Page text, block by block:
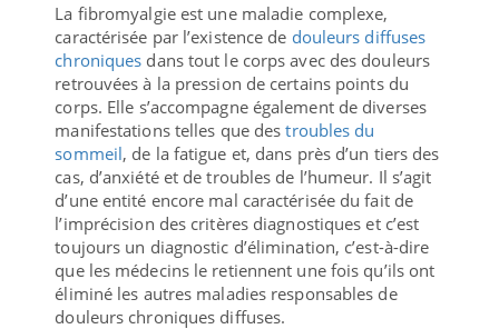
La fibromyalgie est une maladie complexe,
caractérisée par l’existence de douleurs diffuses
chroniques dans tout le corps avec des douleurs
retrouvées à la pression de certains points du
corps. Elle s’accompagne également de diverses
manifestations telles que destroubles du
sommeil, de la fatigue et, dans près d’un tiers des
cas, d’anxiété et de troubles de l’humeur. Il s’agit
d’une entité encore mal caractérisée du fait de
l’imprécision des critères diagnostiques et c’est
toujours un diagnostic d’élimination, c’est-à-dire
que les médecins le retiennent une fois qu’ils ont
éliminé les autres maladies responsables de
douleurs chroniques diffuses.